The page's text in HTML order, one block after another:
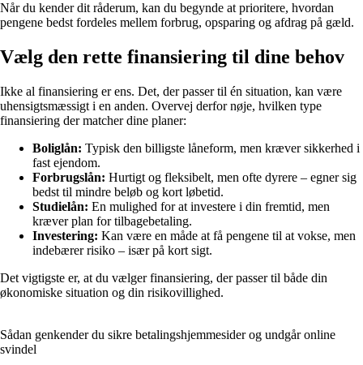
Når du kender dit råderum, kan du begynde at prioritere, hvordan
pengene bedst fordeles mellem forbrug, opsparing og afdrag på gæld.
Vælg den rette finansiering til dine behov
Ikke al finansiering er ens. Det, der passer til én situation, kan være
uhensigtsmæssigt i en anden. Overvej derfor nøje, hvilken type
finansiering der matcher dine planer:
Boliglån: Typisk den billigste låneform, men kræver sikkerhed i
fast ejendom.
Forbrugslån: Hurtigt og fleksibelt, men ofte dyrere – egner sig
bedst til mindre beløb og kort løbetid.
Studielån: En mulighed for at investere i din fremtid, men
kræver plan for tilbagebetaling.
Investering: Kan være en måde at få pengene til at vokse, men
indebærer risiko – især på kort sigt.
Det vigtigste er, at du vælger finansiering, der passer til både din
økonomiske situation og din risikovillighed.
Sådan genkender du sikre betalingshjemmesider og undgår online
svindel